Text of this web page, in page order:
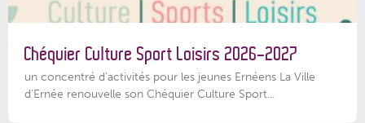
Chéquier Culture Sport Loisirs 2026-2027
un concentré d’activités pour les jeunes Ernéens La Ville
d’Ernée renouvelle son Chéquier Culture Sport...